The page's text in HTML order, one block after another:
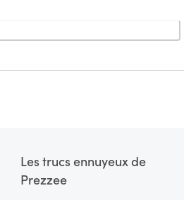
Les trucs ennuyeux de
Prezzee